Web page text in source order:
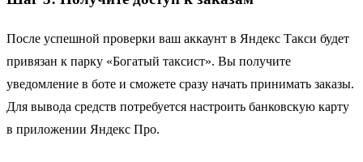
После успешной проверки ваш аккаунт в Яндекс Такси будет
привязан к парку «Богатый таксист». Вы получите
уведомление в боте и сможете сразу начать принимать заказы.
Для вывода средств потребуется настроить банковскую карту
в приложении Яндекс Про.